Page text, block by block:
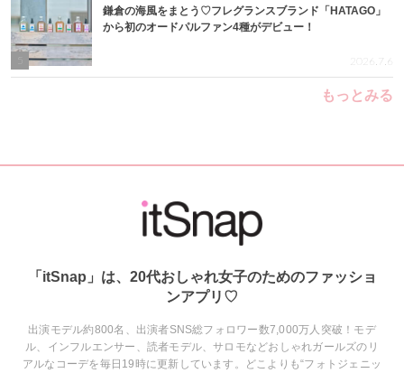
鎌倉の海風をまとう♡フレグランスブランド「HATAGO」
から初のオードパルファン4種がデビュー！
2026.7.6
もっとみる
「itSnap」は、20代おしゃれ女子のためのファッショ
ンアプリ♡
出演モデル約800名、出演者SNS総フォロワー数7,000万人突破！モデ
ル、インフルエンサー、読者モデル、サロモなどおしゃれガールズのリ
アルなコーデを毎日19時に更新しています。どこよりも“フォトジェニッ